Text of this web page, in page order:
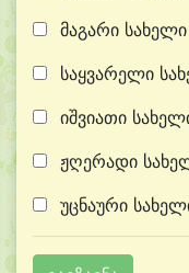
მაგარი სახელი
საყვარელი
იშვიათი
ჟღერადი
უცნაური